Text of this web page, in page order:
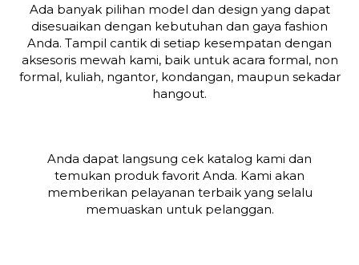
Ada banyak pilihan model dan design yang dapat
disesuaikan dengan kebutuhan dan gaya fashion
Anda. Tampil cantik di setiap kesempatan dengan
aksesoris mewah kami, baik untuk acara formal, non
formal, kuliah, ngantor, kondangan, maupun sekadar
hangout.
Anda dapat langsung cek katalog kami dan
temukan produk favorit Anda. Kami akan
memberikan pelayanan terbaik yang selalu
memuaskan untuk pelanggan.